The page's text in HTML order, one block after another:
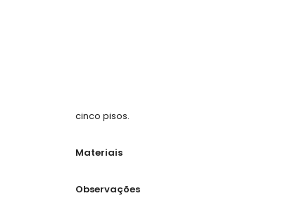
cinco pisos.
Materiais
Observações